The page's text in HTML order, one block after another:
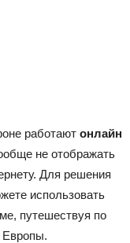
работают онлайн
не отображать
Для решения
использовать
путешествуя по
Европы.